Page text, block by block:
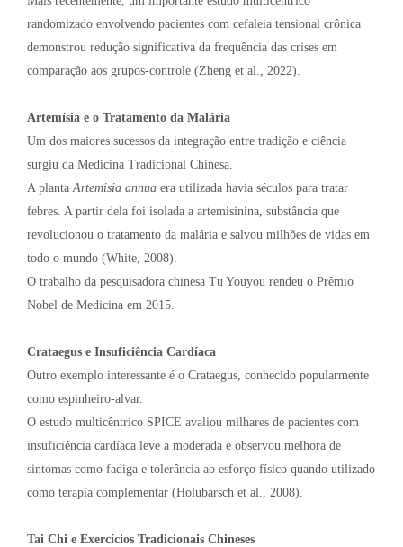
randomizado envolvendo pacientes com cefaleia tensional crônica
demonstrou redução significativa da frequência das crises em
comparação aos grupos-controle (Zheng et al., 2022).
Artemísia e o Tratamento da Malária
Um dos maiores sucessos da integração entre tradição e ciência
surgiu da Medicina Tradicional Chinesa.
A planta Artemisia annua era utilizada havia séculos para tratar
febres. A partir dela foi isolada a artemisinina, substância que
revolucionou o tratamento da malária e salvou milhões de vidas em
todo o mundo (White, 2008).
O trabalho da pesquisadora chinesa Tu Youyou rendeu o Prêmio
Nobel de Medicina em 2015.
Crataegus e Insuficiência Cardíaca
Outro exemplo interessante é o Crataegus, conhecido popularmente
como espinheiro-alvar.
O estudo multicêntrico SPICE avaliou milhares de pacientes com
insuficiência cardíaca leve a moderada e observou melhora de
sintomas como fadiga e tolerância ao esforço físico quando utilizado
como terapia complementar (Holubarsch et al., 2008).
Tai Chi e Exercícios Tradicionais Chineses